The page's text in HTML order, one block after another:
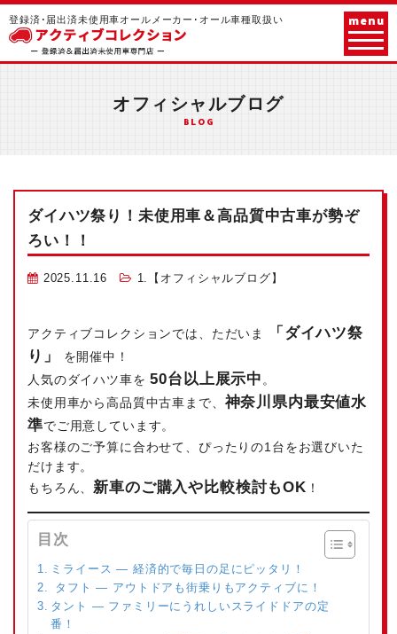
登録済･届出済未使用車オールメーカー･オール車種取扱い menu
オフィシャルブログ
BLOG
ダイハツ祭り！未使用車＆高品質中古車が勢ぞ
ろい！！
2025.11.16 1.【オフィシャルブログ】
アクティブコレクションでは、ただいま
「ダイハツ祭
り」
を開催中！
人気のダイハツ車を50台以上展示中 。
未使用車から高品質中古車まで、 神奈川県内最安値水
準でご用意しています。
お客様のご予算に合わせて、ぴったりの1台をお選びいた
だけます。
もちろん、 新車のご購入や比較検討もOK ！
目次
ミライース — 経済的で毎日の足にピッタリ！
タフト — アウトドアも街乗りもアクティブに！
タント — ファミリーにうれしいスライドドアの定
番！